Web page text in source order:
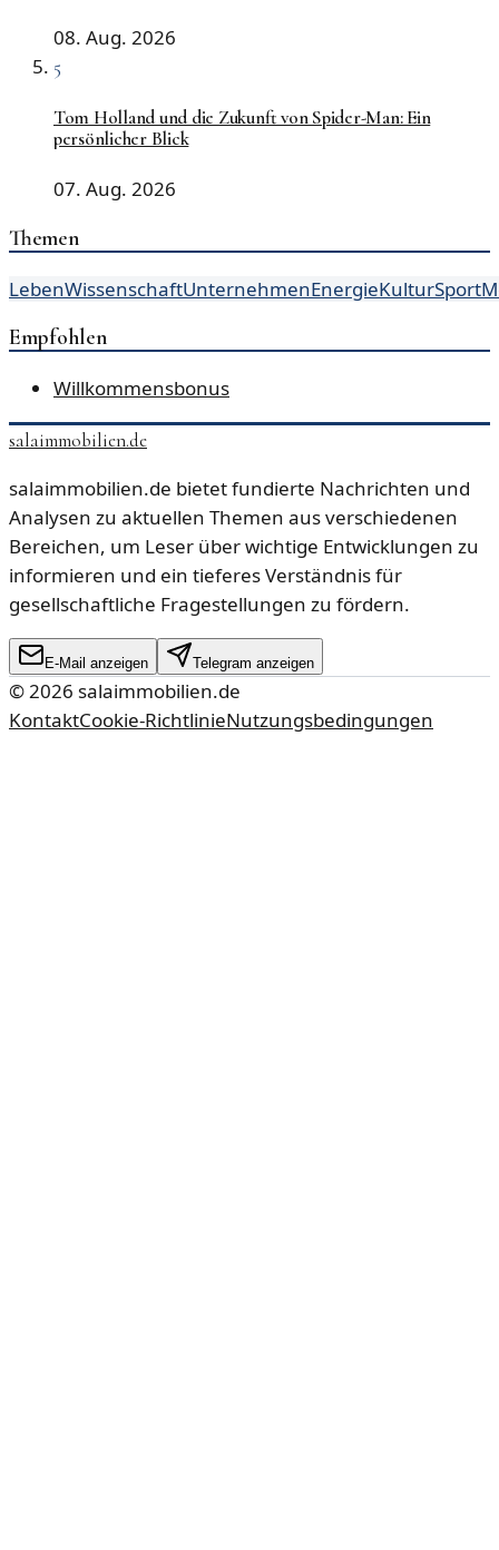
08. Aug. 2026
5
Tom Holland und die Zukunft von Spider-Man: Ein
persönlicher Blick
07. Aug. 2026
Themen
LebenWissenschaftUnternehmenEnergieKulturSport
Empfohlen
Willkommensbonus
salaimmobilien.de
salaimmobilien.de bietet fundierte Nachrichten und
Analysen zu aktuellen Themen aus verschiedenen
Bereichen, um Leser über wichtige Entwicklungen zu
informieren und ein tieferes Verständnis für
gesellschaftliche Fragestellungen zu fördern.
E-Mail anzeigen Telegram anzeigen
©2026 salaimmobilien.de
KontaktCookie-RichtlinieNutzungsbedingungen